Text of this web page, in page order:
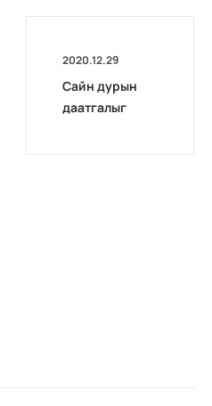
2020.12.29
Сайн дурын
даатгалыг